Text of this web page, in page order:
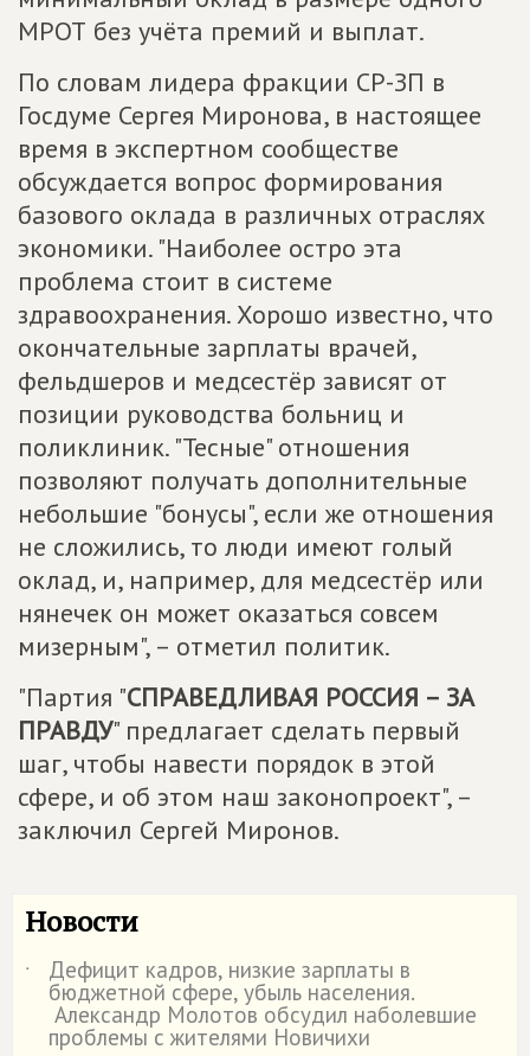
МРОТ без учёта премий и выплат.
По словам лидера фракции СР-ЗП в
Госдуме Сергея Миронова, в настоящее
время в экспертном сообществе
обсуждается вопрос формирования
базового оклада в различных отраслях
экономики. "Наиболее остро эта
проблема стоит в системе
здравоохранения. Хорошо известно, что
окончательные зарплаты врачей,
фельдшеров и медсестёр зависят от
позиции руководства больниц и
поликлиник. "Тесные" отношения
позволяют получать дополнительные
небольшие "бонусы", если же отношения
не сложились, то люди имеют голый
оклад, и, например, для медсестёр или
нянечек он может оказаться совсем
мизерным", – отметил политик.
"Партия "СПРАВЕДЛИВАЯ РОССИЯ – ЗА
ПРАВДУ" предлагает сделать первый
шаг, чтобы навести порядок в этой
сфере, и об этом наш законопроект", –
заключил Сергей Миронов.
Новости
˙ Дефицит кадров, низкие зарплаты в
бюджетной сфере, убыль населения.
Александр Молотов обсудил наболевшие
проблемы с жителями Новичихи